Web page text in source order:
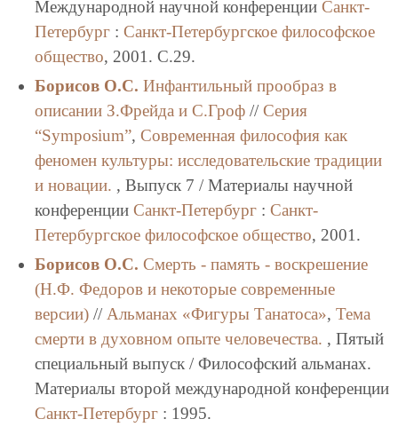
Международной научной конференции Санкт-
Петербург: Санкт-Петербургское философское
общество, 2001. C.29.
Борисов О.С. Инфантильный прообраз в
описании З.Фрейда и С.Гроф// Серия
“Symposium”, Современная философия как
феномен культуры: исследовательские традиции
и новации. , Выпуск 7 / Материалы научной
конференции Санкт-Петербург: Санкт-
Петербургское философское общество, 2001.
Борисов О.С. Смерть - память - воскрешение
(Н.Ф. Федоров и некоторые современные
версии)// Альманах «Фигуры Танатоса», Тема
смерти в духовном опыте человечества. , Пятый
специальный выпуск / Философский альманах.
Материалы второй международной конференции
Санкт-Петербург: 1995.